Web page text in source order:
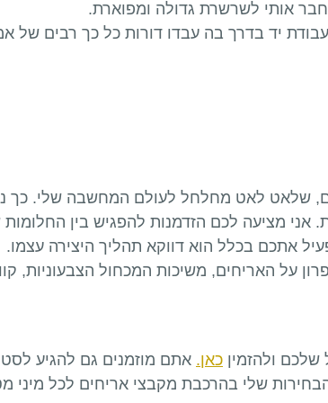
אותי לשרשרת גדולה ומפוארת.
יד בדרך בה עבדו דורות כל כך רבים של
שלאט לאט מחלחל לעולם המחשבה שלי. כך
אני מציעה לכם הזדמנות להפגיש בין
אתכם בכלל הוא דווקא תהליך היצירה עצמו.
על האריחים, משיכות המכחול
ולהזמין כאן. אתם מוזמנים גם להגיע
שלי בהרכבת מקבצי אריחים לכל